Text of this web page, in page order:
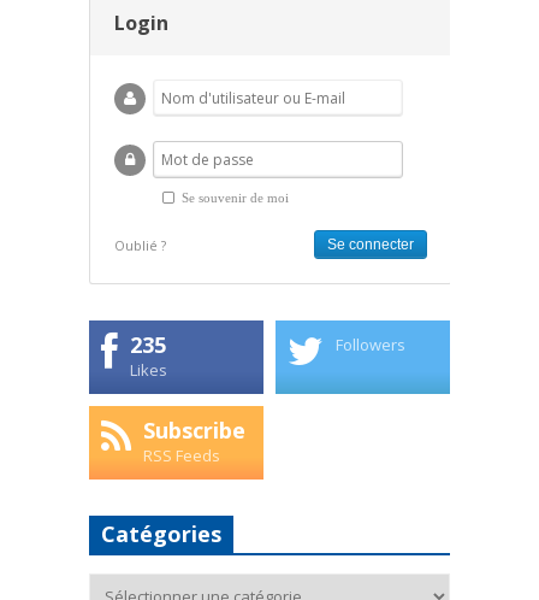
Login
Se souvenir de moi
Oublié ?
235
Likes
Followers
Subscribe
RSS Feeds
Catégories